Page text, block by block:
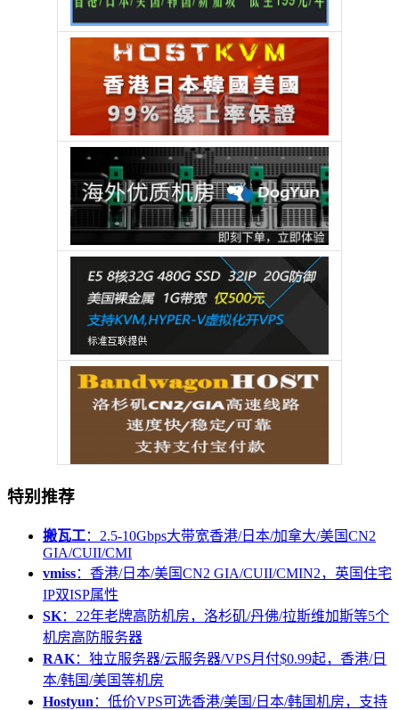
特别推荐
搬瓦工：2.5-10Gbps大带宽香港/日本/加拿大/美国CN2
GIA/CUII/CMI
vmiss：香港/日本/美国CN2 GIA/CUII/CMIN2，英国住宅
IP双ISP属性
SK：22年老牌高防机房，洛杉矶/丹佛/拉斯维加斯等5个
机房高防服务器
RAK：独立服务器/云服务器/VPS月付$0.99起，香港/日
本/韩国/美国等机房
Hostyun ：低价VPS可选香港/美国/日本/韩国机房，支持